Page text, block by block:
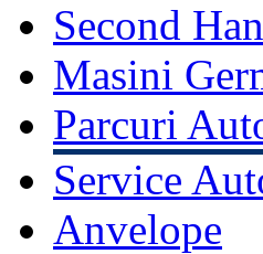
Second
Masini
Parcuri
Service
Anvelope